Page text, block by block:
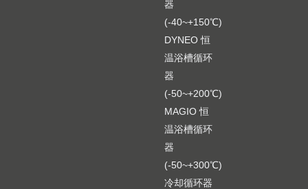
器
(-40~+150℃)
DYNEO 恒
温浴槽循环
器
(-50~+200℃)
MAGIO 恒
温浴槽循环
器
(-50~+300℃)
冷却循环器